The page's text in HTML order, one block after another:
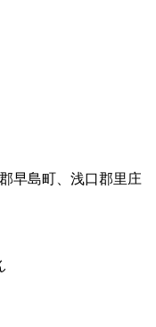
早島町、浅口郡里庄